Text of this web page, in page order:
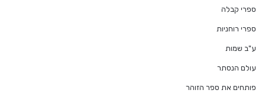
ספרי קבלה
ספרי רוחניות
ע"ב שמות
עולם הנסתר
פותחים את ספר הזוהר